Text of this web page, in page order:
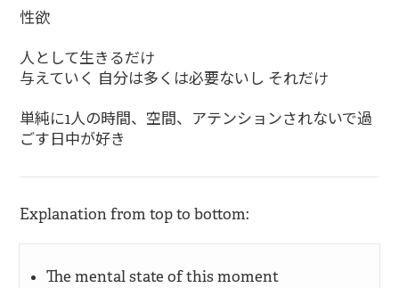
性欲
人として生きるだけ
与えていく 自分は多くは必要ないし それだけ
単純に1人の時間、空間、アテンションされないで過
ごす日中が好き
Explanation from top to bottom:
The mental state of this moment